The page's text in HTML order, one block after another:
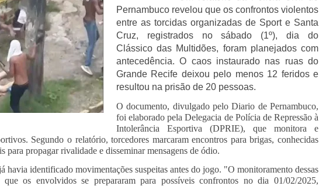
Pernambuco revelou que os confrontos violentos
entre as torcidas organizadas de Sport e Santa
Cruz, registrados no sábado (1º), dia do
Clássico das Multidões, foram planejados com
antecedência. O caos instaurado nas ruas do
Grande Recife deixou pelo menos 12 feridos e
resultou na prisão de 20 pessoas.
O documento, divulgado pelo Diario de Pernambuco,
foi elaborado pela Delegacia de Polícia de Repressão à
Intolerância Esportiva (DPRIE), que monitora e
Segundo o relatório, torcedores marcaram encontros para brigas, conhecidas
para propagar rivalidade e disseminar mensagens de ódio.
havia identificado movimentações suspeitas antes do jogo. "O monitoramento dessas
os envolvidos se prepararam para possíveis confrontos no dia 01/02/2025,